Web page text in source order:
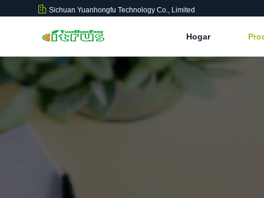
Sichuan Yuanhongfu Technology Co., Limited
Hogar